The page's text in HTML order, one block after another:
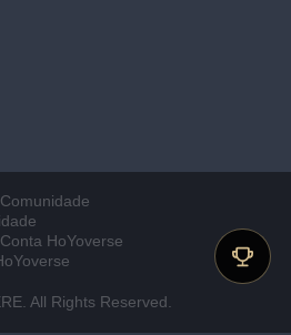
HoYoverse
All Rights Reserved.